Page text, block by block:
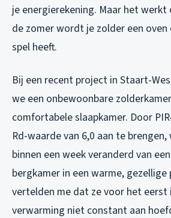
je energierekening. Maar het werkt
de zomer wordt je zolder een
spel heeft.
Bij een recent project in Staart-
we een onbewoonbare
comfortabele slaapkamer. Door
Rd-waarde van 6,0 aan te
binnen een week veranderd van
bergkamer in een warme, gezellige
vertelden me dat ze voor het eerst
verwarming niet constant aan